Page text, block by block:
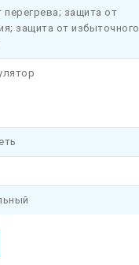
перегрева; защита от
защита от избыточного